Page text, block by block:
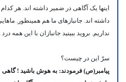
اینها یک آگاهی در ضمیر داشته اند. هر
داشته اند. جانبازهای ما هم همینطور.
نداریم. بروید ببینید جانبازان با این همه
سرّ این در چیست؟
پیامبر(ص) فرمودند: به هوش باشید ! گاهی